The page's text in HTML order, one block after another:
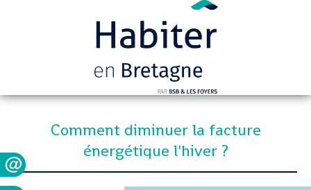
Comment diminuer la facture
énergétique l'hiver ?